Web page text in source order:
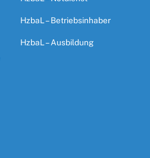
HzbaL – Betriebsinhaber
HzbaL – Ausbildung